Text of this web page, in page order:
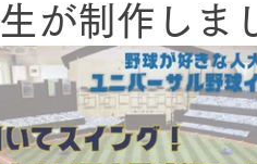
生が制作しま